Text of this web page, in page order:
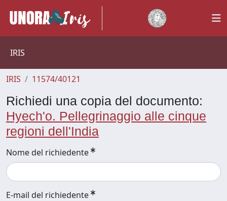
IRIS
IRIS 11574/40121
Richiedi una copia del documento:
Hyech'o. Pellegrinaggio alle cinque
regioni dell'India
Nome del richiedente
E-mail del richiedente